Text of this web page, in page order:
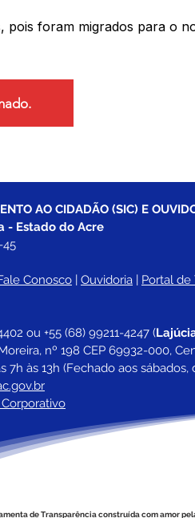
pois foram migrados para o
AO CIDADÃO (SIC) E
- Estado do Acre
45
Conosco | Ouvidoria | Portal de
ou +55 (68) 99211-4247 (
nº 198 CEP 69932-000,
7h às 13h (Fechado aos
de Transparência construída com amor